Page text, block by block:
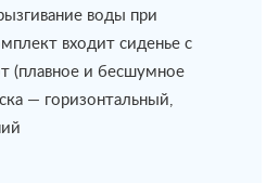
воды при
входит сиденье с
(плавное и бесшумное
— горизонтальный,